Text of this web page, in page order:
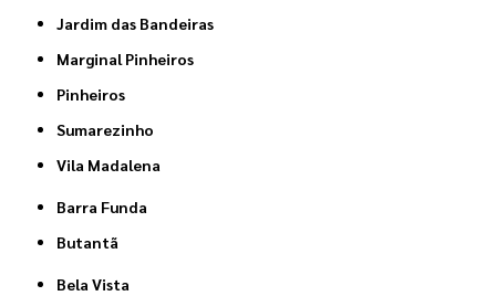
Jardim das Bandeiras
Marginal Pinheiros
Pinheiros
Sumarezinho
Vila Madalena
Barra Funda
Butantã
Bela Vista